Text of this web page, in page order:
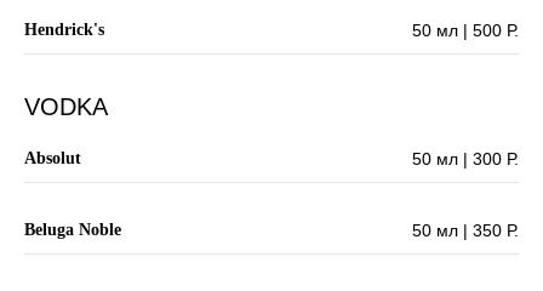
Hendrick's 50 мл | 500 Р.
VODKA
Absolut 50 мл | 300 Р.
Beluga Noble 50 мл | 350 Р.